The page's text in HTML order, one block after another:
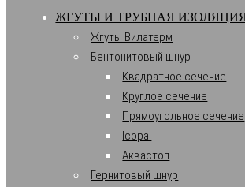
ЖГУТЫ И ТРУБНАЯ
Жгуты Вилатерм
Бентонитовый шнур
Квадратное сечение
Круглое сечение
Прямоугольное сечение
Icopal
Аквастоп
Гернитовый шнур